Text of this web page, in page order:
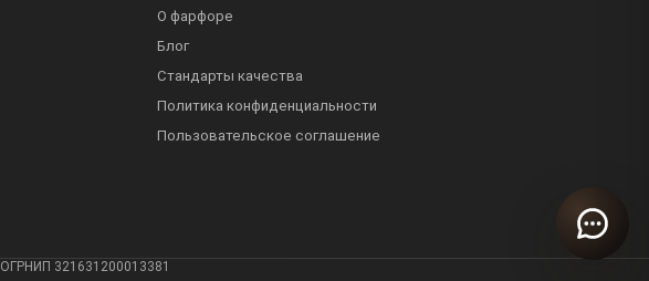
О фарфоре
Блог
Стандарты качества
Политика конфиденциальности
Пользовательское соглашение
321631200013381